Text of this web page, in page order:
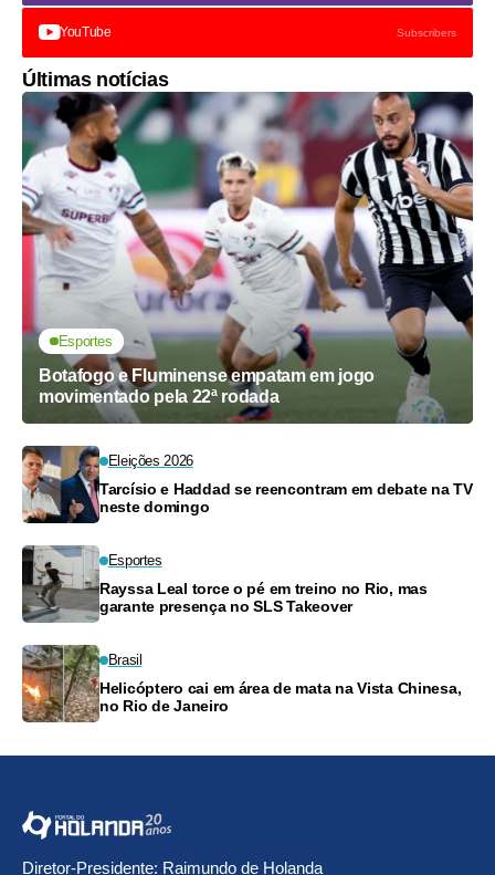
YouTube Subscribers
Últimas notícias
Esportes
Botafogo e Fluminense empatam em jogo
movimentado pela 22ª rodada
Eleições 2026
Tarcísio e Haddad se reencontram em debate na TV
neste domingo
Esportes
Rayssa Leal torce o pé em treino no Rio, mas
garante presença no SLS Takeover
Brasil
Helicóptero cai em área de mata na Vista Chinesa,
no Rio de Janeiro
Diretor-Presidente: Raimundo de Holanda